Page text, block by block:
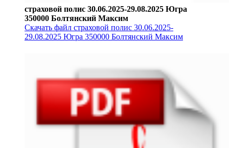
страховой полис 30.06.2025-29.08.2025 Югра
350000 Болтянский Максим
Скачать файл страховой полис 30.06.2025-
29.08.2025 Югра 350000 Болтянский Максим